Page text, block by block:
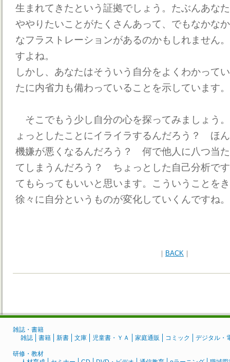
生まれてきたという証拠でしょう。たぶんあな
ややりたいことがたくさんあって、でもなかな
なフラストレーションがあるのかもしれません
すよね。
しかし、あなたはそういう自分をよくわかって
たに内省力も備わっていることを示しています。
そこでもう少し自分の心を探ってみましょう
ょっとしたことにイライラするんだろう？ ほ
機嫌が悪くなるんだろう？ 何で他人に八つ当
てしまうんだろう？ ちょっとした自己分析で
てもらってもいいと思います。こういうことを
徐々に自分というものが変化していくんですね。
｜ BACK ｜
雑誌・書籍
雑誌
書籍 新書 文庫 児童書・ＹＡ 家庭通販 コミック デジタル・
研修・教材